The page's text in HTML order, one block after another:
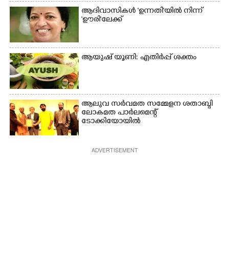
ആദിവാസികൾ 'ഉന്നതി'യിൽ നിന്ന്
'ഊരി'ലേക്ക്
ആയുഷ് യൂണി: എതിർപ്പ് ശക്തം
ആലുവ സർവമത സമ്മേളന ശതാബ്ദി
ലോകമത പാർലമെന്റ്
ടോക്കിയോയിൽ
ADVERTISEMENT